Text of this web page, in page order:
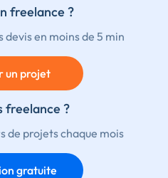
freelance ?
devis en moins de 5 min
un projet
freelance ?
de projets chaque mois
gratuite